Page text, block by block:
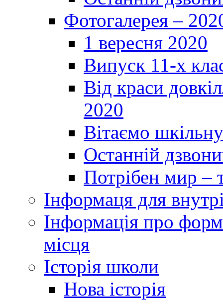
Фотогалерея –
1 вересня 2020
Випуск 11-х
Від краси
2020
Вітаємо
Останній
Потрібен мир –
Інформаця для
Інформація про
місця
Історія школи
Нова історія